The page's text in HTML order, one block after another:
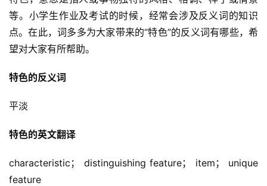
等。小学生作业及考试的时候，经常会涉及反义词的知识
点。在此，词多多为大家带来的“特色”的反义词有哪些，希
望对大家有所帮助。
特色的反义词
平淡
特色的英文翻译
characteristic； distinguishing feature； item； unique
feature